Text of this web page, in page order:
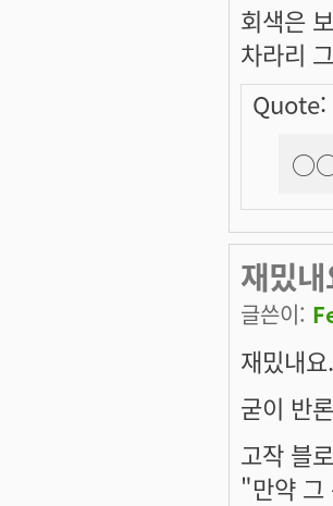
회색은
차라리
Quote:
재밌
글쓴이:
재밌내요.
굳이 반
고작 블
"만약 그